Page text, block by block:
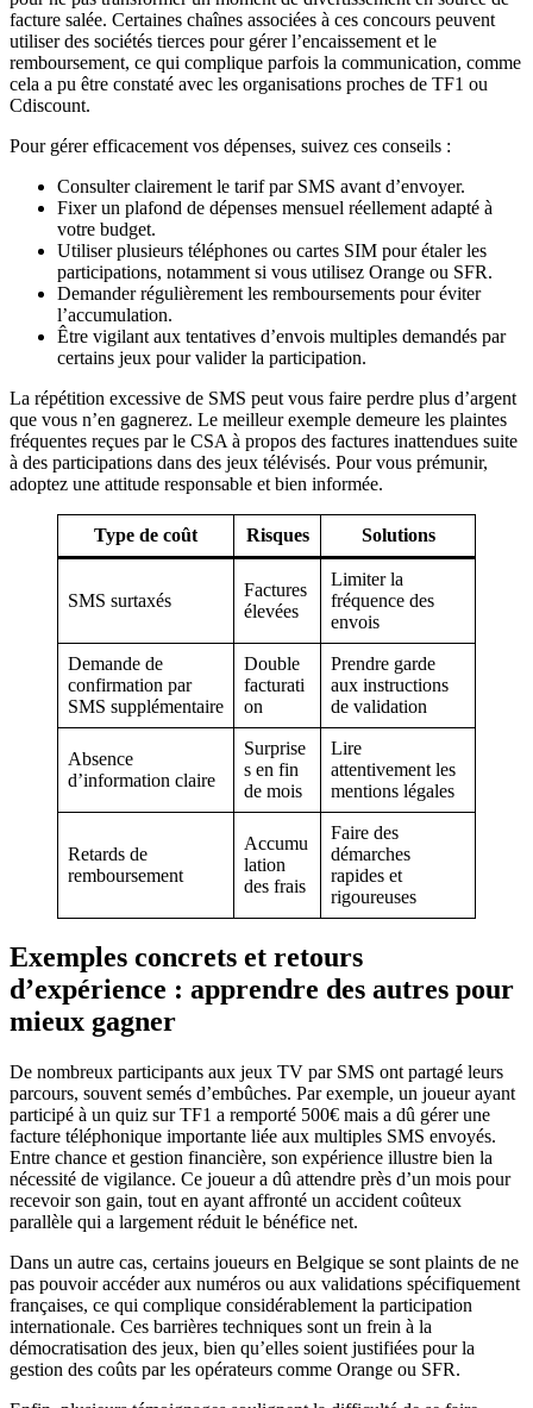
facture salée. Certaines chaînes associées à ces concours peuvent
utiliser des sociétés tierces pour gérer l’encaissement et le
remboursement, ce qui complique parfois la communication, comme
cela a pu être constaté avec les organisations proches de TF1 ou
Cdiscount.
Pour gérer efficacement vos dépenses, suivez ces conseils :
Consulter clairement le tarif par SMS avant d’envoyer.
Fixer un plafond de dépenses mensuel réellement adapté à
votre budget.
Utiliser plusieurs téléphones ou cartes SIM pour étaler les
participations, notamment si vous utilisez Orange ou SFR.
Demander régulièrement les remboursements pour éviter
l’accumulation.
Être vigilant aux tentatives d’envois multiples demandés par
certains jeux pour valider la participation.
La répétition excessive de SMS peut vous faire perdre plus d’argent
que vous n’en gagnerez. Le meilleur exemple demeure les plaintes
fréquentes reçues par le CSA à propos des factures inattendues suite
à des participations dans des jeux télévisés. Pour vous prémunir,
adoptez une attitude responsable et bien informée.
Type de coût Risques Solutions
SMS surtaxés
Factures
élevées
Limiter la
fréquence des
envois
Demande de
confirmation par
SMS supplémentaire
Double
facturati
on
Prendre garde
aux instructions
de validation
Absence
d’information claire
Surprise
s en fin
de mois
Lire
attentivement les
mentions légales
Retards de
remboursement
Accumu
lation
des frais
Faire des
démarches
rapides et
rigoureuses
Exemples concrets et retours
d’expérience : apprendre des autres pour
mieux gagner
De nombreux participants aux jeux TV par SMS ont partagé leurs
parcours, souvent semés d’embûches. Par exemple, un joueur ayant
participé à un quiz sur TF1 a remporté 500€ mais a dû gérer une
facture téléphonique importante liée aux multiples SMS envoyés.
Entre chance et gestion financière, son expérience illustre bien la
nécessité de vigilance. Ce joueur a dû attendre près d’un mois pour
recevoir son gain, tout en ayant affronté un accident coûteux
parallèle qui a largement réduit le bénéfice net.
Dans un autre cas, certains joueurs en Belgique se sont plaints de ne
pas pouvoir accéder aux numéros ou aux validations spécifiquement
françaises, ce qui complique considérablement la participation
internationale. Ces barrières techniques sont un frein à la
démocratisation des jeux, bien qu’elles soient justifiées pour la
gestion des coûts par les opérateurs comme Orange ou SFR.